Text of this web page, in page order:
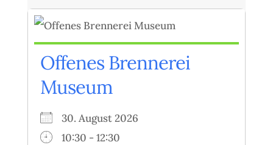
Offenes Brennerei
Museum
30. August 2026
10:30 - 12:30